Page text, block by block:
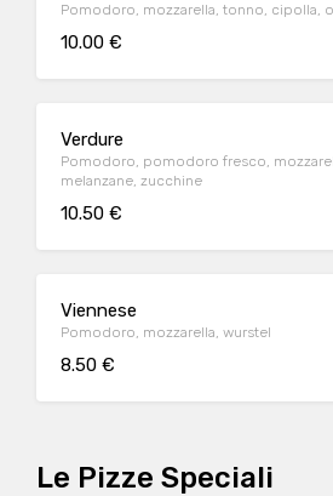
Pomodoro, mozzarella, tonno, cipolla,
10.00 €
Verdure
Pomodoro, pomodoro fresco,
melanzane, zucchine
10.50 €
Viennese
Pomodoro, mozzarella, wurstel
8.50 €
Le Pizze Speciali